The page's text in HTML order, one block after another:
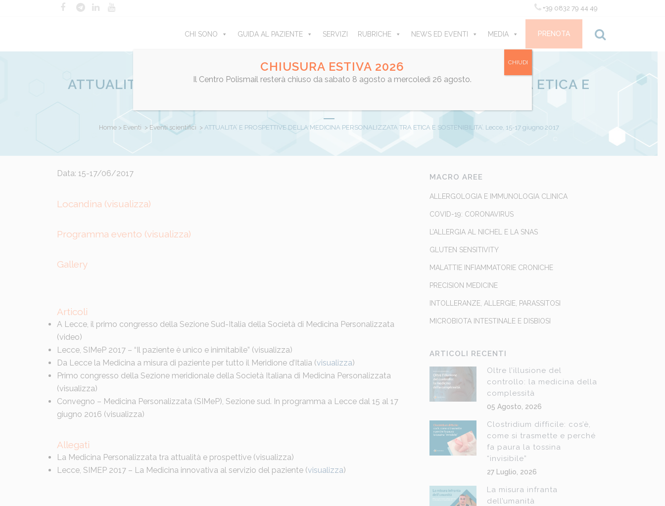
+39 0832 79 44 49
PRENOTA
CHI SONO GUIDA AL PAZIENTE SERVIZI RUBRICHE NEWS ED EVENTI MEDIA CONTATTI
ATTUALITA’ E PROSPETTIVE DELLA MEDICINA PERSONALIZZATA TRA ETICA E
Home> Eventi > Eventi scientifici > ATTUALITA’ E PROSPETTIVE DELLA MEDICINA PERSONALIZZATA TRA ETICA E SOSTENIBILITA’. Lecce, 15-17 giugno 2017
Posted at 15:30hinEventi scientifici
Data: 15-17/06/2017
Locandina (visualizza)
Programma evento (visualizza)
Gallery
Articoli
A Lecce, il primo congresso della Sezione Sud-Italia della Società di Medicina Personalizzata
(video)
Lecce, SIMeP 2017 – “Il paziente è unico e inimitabile” (visualizza)
Da Lecce la Medicina a misura di paziente per tutto il Meridione d’Italia (visualizza)
Primo congresso della Sezione meridionale della Società Italiana di Medicina Personalizzata
(visualizza)
Convegno – Medicina Personalizzata (SIMeP), Sezione sud. In programma a Lecce dal 15 al 17
giugno 2016 (visualizza)
Allegati
La Medicina Personalizzata tra attualità e prospettive (visualizza)
Lecce, SIMEP 2017 – La Medicina innovativa al servizio del paziente (visualizza)
MACRO AREE
ALLERGOLOGIA E IMMUNOLOGIA CLINICA
COVID-19: CORONAVIRUS
L’ALLERGIA AL NICHEL E LA SNAS
GLUTEN SENSITIVITY
MALATTIE INFIAMMATORIE CRONICHE
PRECISION MEDICINE
INTOLLERANZE, ALLERGIE, PARASSITOSI
MICROBIOTA INTESTINALE E DISBIOSI
ARTICOLI RECENTI
Oltre l’illusione del
controllo: la medicina della
complessità
05 Agosto, 2026
Clostridium difficile: cos’è,
come si trasmette e perché
fa paura la tossina
“invisibile”
27 Luglio, 2026
La misura infranta
dell’umanità
CHIUSURA ESTIVA 2026
Il Centro Polismail resterà chiuso da sabato 8 agosto a mercoledì 26 agosto.
CHIUDI